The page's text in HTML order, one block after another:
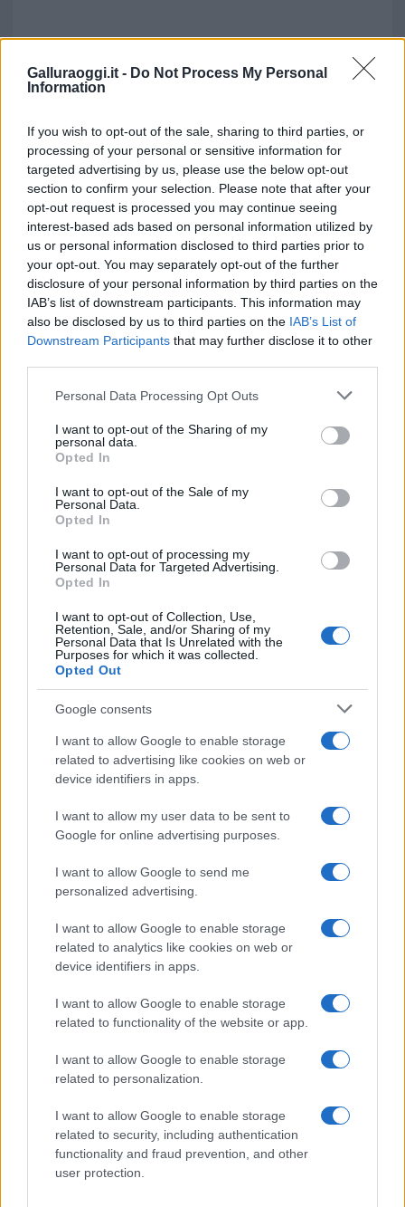
Galluraoggi.it - Do Not Process My Personal
Information
If you wish to opt-out of the sale, sharing to third parties, or
processing of your personal or sensitive information for
targeted advertising by us, please use the below opt-out
section to confirm your selection. Please note that after your
opt-out request is processed you may continue seeing
interest-based ads based on personal information utilized by
us or personal information disclosed to third parties prior to
your opt-out. You may separately opt-out of the further
disclosure of your personal information by third parties on the
IAB’s list of downstream participants. This information may
also be disclosed by us to third parties on the IAB’s List of
Downstream Participants that may further disclose it to other
Please note that this website/app uses one or more Google
not limited to your visit or usage behaviour. You may click to
grant or deny consent to Google and its third-party tags to
use your data for below specified purposes in below Google
consent section.
Personal Data Processing Opt Outs
I want to opt-out of the Sharing of my
personal data.
Opted In
I want to opt-out of the Sale of my
Personal Data.
Opted In
I want to opt-out of processing my
Personal Data for Targeted Advertising.
Opted In
I want to opt-out of Collection, Use,
Retention, Sale, and/or Sharing of my
Personal Data that Is Unrelated with the
Purposes for which it was collected.
Opted Out
Google consents
I want to allow Google to enable storage
related to advertising like cookies on web or
device identifiers in apps.
I want to allow my user data to be sent to
Google for online advertising purposes.
I want to allow Google to send me
personalized advertising.
I want to allow Google to enable storage
related to analytics like cookies on web or
device identifiers in apps.
I want to allow Google to enable storage
related to functionality of the website or app.
I want to allow Google to enable storage
related to personalization.
I want to allow Google to enable storage
related to security, including authentication
functionality and fraud prevention, and other
user protection.
Vuoi rimuovere le pubblicità nazionali?
Puoi abbonarti a
soli € 1,10 al mese
Sei già abbonato?
Puoi effettuare l'accesso andando nella
sezioneLogin
cliccandoqui
TEMI: Amazon
Azioni Amazon
Azioni Amazon 2021
E Commerce Amazon
Notizie in tempo reale?
Entra nel canale telegram di
GalluraOggi.it
Inviaci le tue segnalazioni,
i tuoi video e le tue foto
Su WhatsApp al numero +39
345 356 7512
Ricevi le nostre ultime news
Condividi l'articolo
F
a
T
w
Pi
n
WS